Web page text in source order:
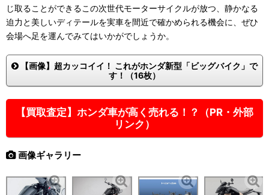
じ取ることができるこの次世代モーターサイクルが放つ、静かなる
迫力と美しいディテールを実車を間近で確かめられる機会に、ぜひ
会場へ足を運んでみてはいかがでしょうか。
【画像】超カッコイイ！ これがホンダ新型「ビッグバイク」で
す！（16枚）
【買取査定】ホンダ車が高く売れる！？（PR・外部
リンク）
画像ギャラリー